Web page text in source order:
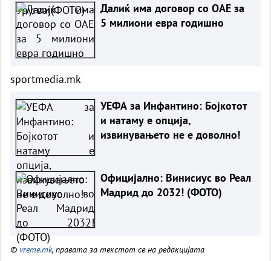
Далиќ има договор со ОАЕ за
5 милиони евра годишно
sportmedia.mk
УЕФА за Инфантино: Бојкотот
и натаму е опција,
извинувањето не е доволно!
Официјално: Винисиус во Реал
Мадрид до 2032! (ФОТО)
© vreme.mk, правата за текстот се на редакцијата